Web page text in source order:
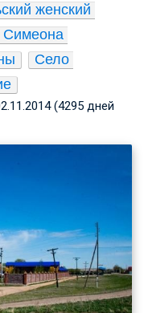
женский
Симеона
Село
(4295 дней